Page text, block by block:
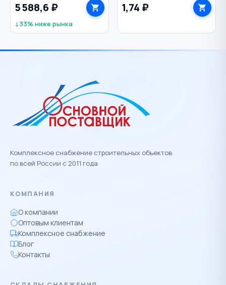
5 588,6 ₽
↓33% ниже рынка
1,74 ₽
Комплексное снабжение строительных объектов
по всей России с 2011 года
КОМПАНИЯ
О компании
Оптовым клиентам
Комплексное снабжение
Блог
Контакты